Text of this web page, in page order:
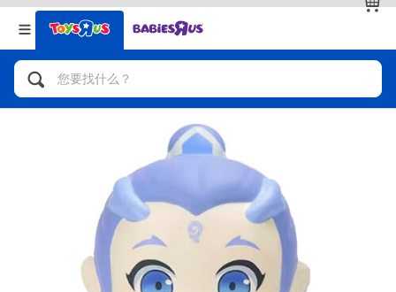
返回
分类目录
人气英雄，角色扮演，射击玩具
自行车，滑板车，骑乘车
拼砌组合及乐高LEGO
玩具车，货车，火车及遥控系列
返回
品牌
查看全部